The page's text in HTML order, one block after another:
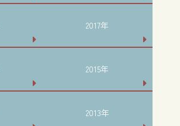
2017年
2015年
2013年